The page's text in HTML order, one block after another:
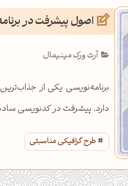
اصول پیشرفت در
آرت ورک مینیمال
برنامه‌نویسی یکی از
دارد. پیشرفت در کدنویسی
طرح گرافیکی مناسبتی